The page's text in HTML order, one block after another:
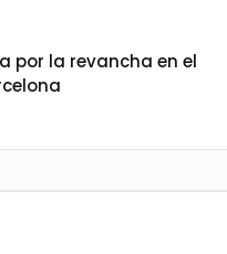
por la revancha en el